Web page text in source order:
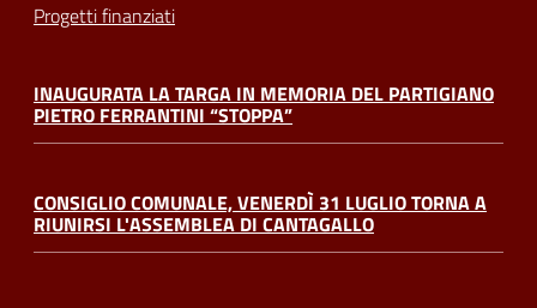
Progetti finanziati
INAUGURATA LA TARGA IN MEMORIA DEL PARTIGIANO
PIETRO FERRANTINI “STOPPA”
CONSIGLIO COMUNALE, VENERDÌ 31 LUGLIO TORNA A
RIUNIRSI L'ASSEMBLEA DI CANTAGALLO